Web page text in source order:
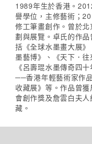
1989年生於香港。
譽學位，主修藝術；
修工筆畫創作。曾於
劃與展覽。卓氏的作
括《全球水墨畫大展
墨藝博》、《天下．
《呂壽琨水墨傳奇四
──香港年輕藝術家作
收藏展》等。作品曾
會創作獎及詹雲白夫
藏。